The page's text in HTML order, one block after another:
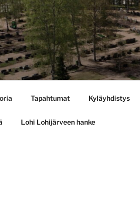
Tapahtumat Kyläyhdistys
Lohi Lohijärveen hanke